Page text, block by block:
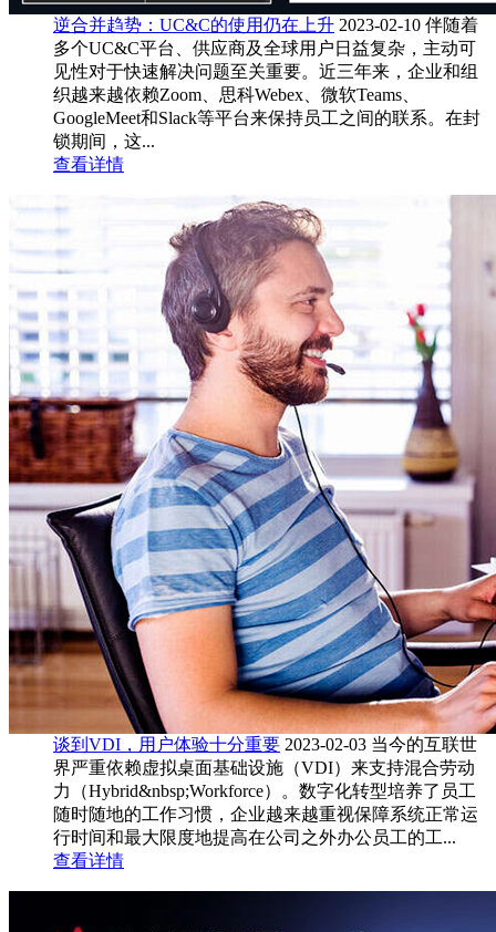
逆合并趋势：UC&C的使用仍在上升 2023-02-10 伴随着
多个UC&C平台、供应商及全球用户日益复杂，主动可
见性对于快速解决问题至关重要。近三年来，企业和组
织越来越依赖Zoom、思科Webex、微软Teams、
GoogleMeet和Slack等平台来保持员工之间的联系。在封
锁期间，这...
查看详情
谈到VDI，用户体验十分重要 2023-02-03 当今的互联世
界严重依赖虚拟桌面基础设施（VDI）来支持混合劳动
力（Hybrid&nbsp;Workforce）。数字化转型培养了员工
随时随地的工作习惯，企业越来越重视保障系统正常运
行时间和最大限度地提高在公司之外办公员工的工...
查看详情